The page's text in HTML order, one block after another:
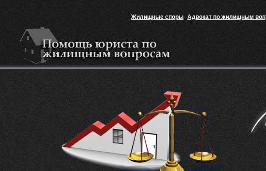
Жилищные споры Адвокат по жилищным